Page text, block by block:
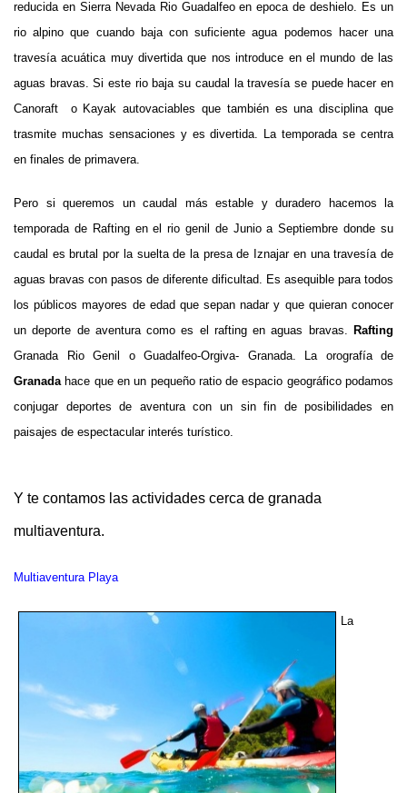
reducida en Sierra Nevada Rio Guadalfeo en epoca de deshielo. Es un
rio alpino que cuando baja con suficiente agua podemos hacer una
travesía acuática muy divertida que nos introduce en el mundo de las
aguas bravas. Si este rio baja su caudal la travesía se puede hacer en
Canoraft o Kayak autovaciables que también es una disciplina que
trasmite muchas sensaciones y es divertida. La temporada se centra
en finales de primavera.
Pero si queremos un caudal más estable y duradero hacemos la
temporada de Rafting en el rio genil de Junio a Septiembre donde su
caudal es brutal por la suelta de la presa de Iznajar en una travesía de
aguas bravas con pasos de diferente dificultad. Es asequible para todos
los públicos mayores de edad que sepan nadar y que quieran conocer
un deporte de aventura como es el rafting en aguas bravas.
Rafting
Granada Rio Genil o Guadalfeo-Orgiva- Granada.
La orografía de
Granada hace que en un pequeño ratio de espacio geográfico podamos
conjugar deportes de aventura con un sin fin de posibilidades en
paisajes de espectacular interés turístico.
Y te contamos las actividades cerca de granada
multiaventura.
Multiaventura Playa
La